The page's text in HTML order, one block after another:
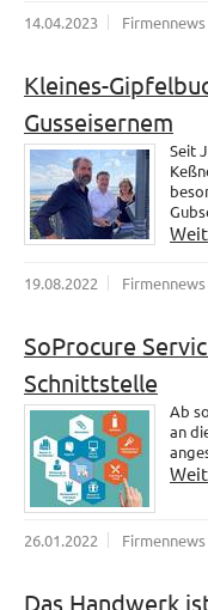
14.04.2023 Firmennews
Kleines-
Gusseisernem
Seit
19.08.2022 Firmennews
SoProcure
Schnittstelle
Ab
an
26.01.2022 Firmennews
Das Handwerk